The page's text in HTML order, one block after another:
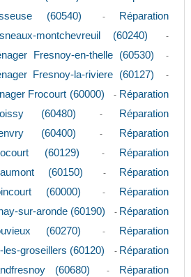
(60540)
-
Réparation
montchevreuil (60240)
-
Fresnoy-en-thelle (60530) -
Fresnoy-la-riviere (60127) -
Frocourt (60000) - Réparation
(60480)
-
Réparation
(60400)
-
Réparation
(60129)
-
Réparation
(60150)
-
Réparation
(60000)
-
Réparation
sur-aronde (60190)
- Réparation
(60270)
-
Réparation
groseillers (60120)
- Réparation
(60680)
-
Réparation